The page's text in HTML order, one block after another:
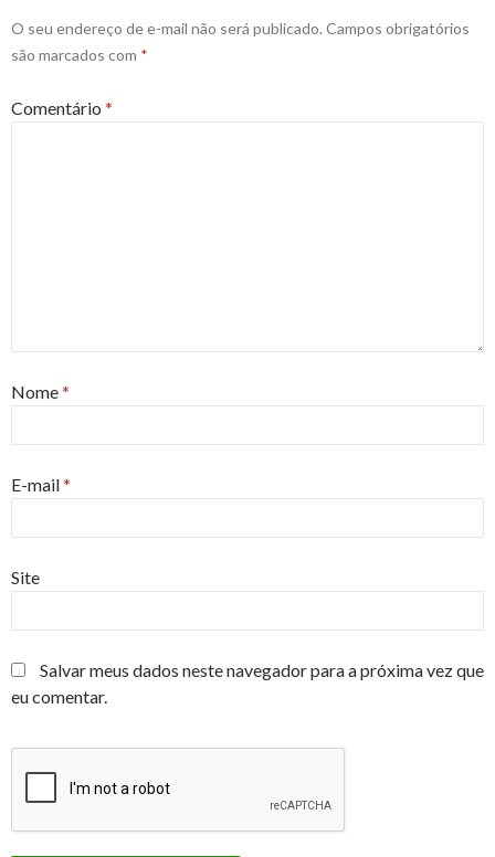
O seu endereço de e-mail não será publicado. Campos obrigatórios
são marcados com *
Comentário *
Nome*
E-mail*
Site
Salvar meus dados neste navegador para a próxima vez que
eu comentar.